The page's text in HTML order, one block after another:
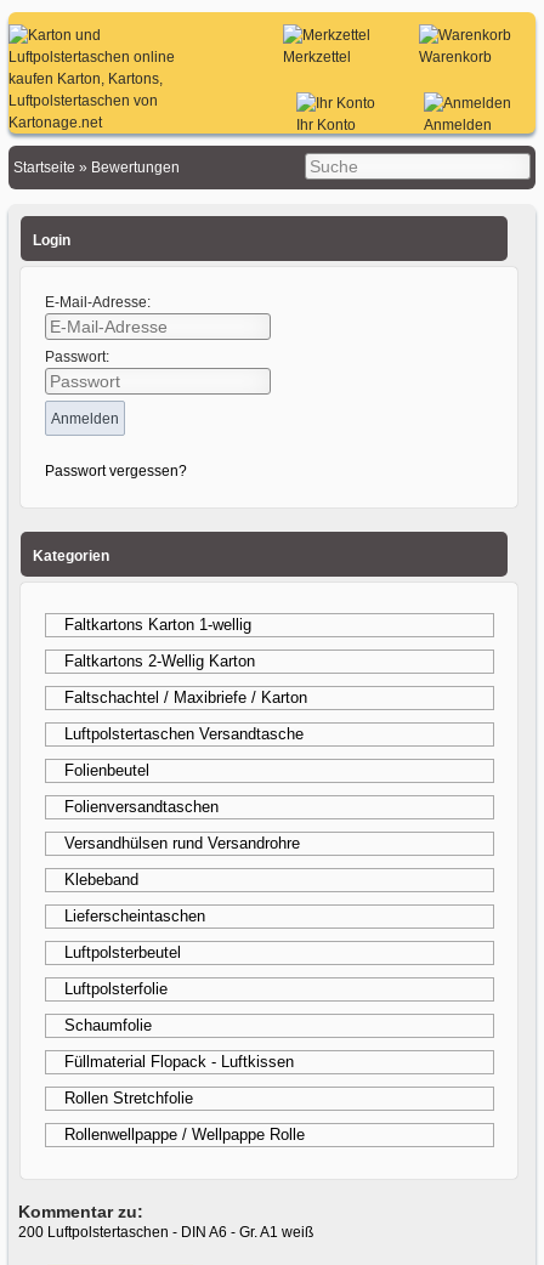
Warenkorb
Merkzettel
Anmelden
Ihr Konto
Startseite » Bewertungen
Login
E-Mail-Adresse:
Passwort:
Passwort vergessen?
Kategorien
Faltkartons Karton 1-wellig
Faltkartons 2-Wellig Karton
Faltschachtel / Maxibriefe / Karton
Luftpolstertaschen Versandtasche
Folienbeutel
Folienversandtaschen
Versandhülsen rund Versandrohre
Klebeband
Lieferscheintaschen
Luftpolsterbeutel
Luftpolsterfolie
Schaumfolie
Füllmaterial Flopack - Luftkissen
Rollen Stretchfolie
Rollenwellpappe / Wellpappe Rolle
Kommentar zu:
200 Luftpolstertaschen - DIN A6 - Gr. A1 weiß